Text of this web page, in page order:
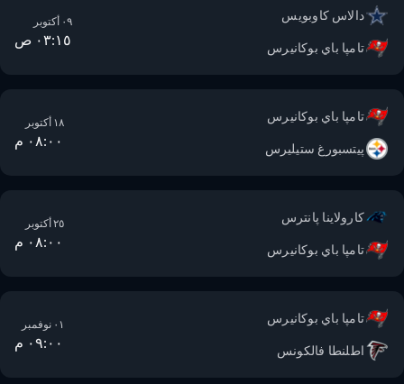
دالاس كاوبويس
تامپا باي بوكانيرس ٠٣:١٥ ص
تامپا باي بوكانيرس
پيتسبورغ ستيليرس ٠٨:٠٠ م
كارولاينا پانترس
تامپا باي بوكانيرس ٠٨:٠٠ م
تامپا باي بوكانيرس
اطلنطا فالكونس ٠٩:٠٠ م